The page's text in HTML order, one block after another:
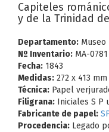
Capiteles
y de la Trinidad
Departamento: Museo
Nº Inventario: MA-0781
Fecha: 1843
Medidas: 272 x 413 mm
Técnica: Papel
Filigrana: Iniciales S P
Fabricante de papel:
Procedencia: Legado